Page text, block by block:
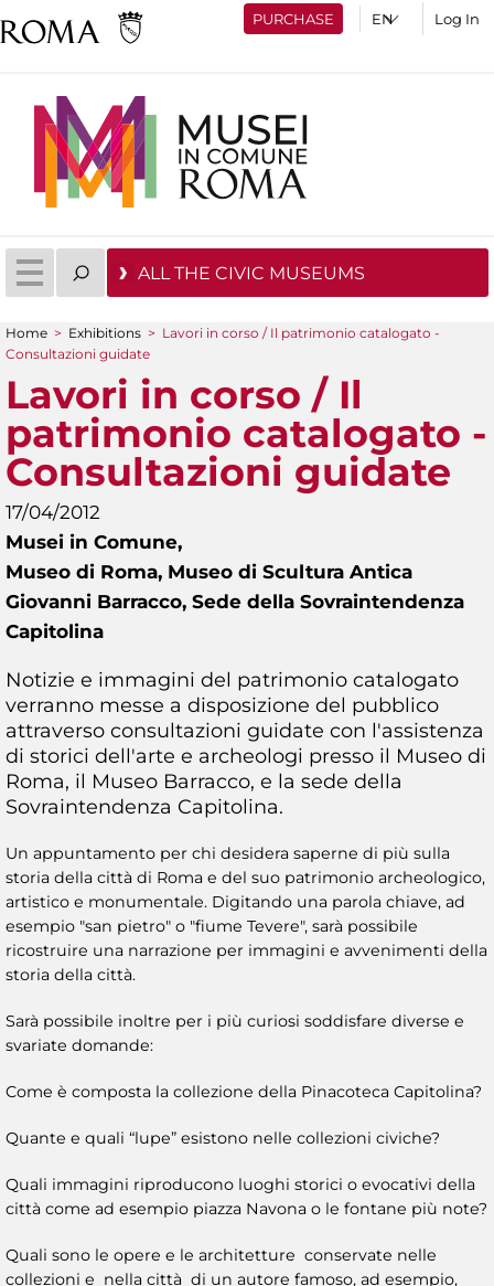
PURCHASE Log In
ALL THE CIVIC MUSEUMS
You are here
Home > Exhibitions > Lavori in corso / Il patrimonio catalogato -
Consultazioni guidate
Lavori in corso / Il
patrimonio catalogato -
Consultazioni guidate
17/04/2012
Musei in Comune,
Museo di Roma, Museo di Scultura Antica
Giovanni Barracco, Sede della Sovraintendenza
Capitolina
Notizie e immagini del patrimonio catalogato
verranno messe a disposizione del pubblico
attraverso consultazioni guidate con l'assistenza
di storici dell'arte e archeologi presso il Museo di
Roma, il Museo Barracco, e la sede della
Sovraintendenza Capitolina.
Un appuntamento per chi desidera saperne di più sulla
storia della città di Roma e del suo patrimonio archeologico,
artistico e monumentale. Digitando una parola chiave, ad
esempio "san pietro" o "fiume Tevere", sarà possibile
ricostruire una narrazione per immagini e avvenimenti della
storia della città.
Sarà possibile inoltre per i più curiosi soddisfare diverse e
svariate domande:
Come è composta la collezione della Pinacoteca Capitolina?
Quante e quali “lupe” esistono nelle collezioni civiche?
Quali immagini riproducono luoghi storici o evocativi della
città come ad esempio piazza Navona o le fontane più note?
Quali sono le opere e le architetture conservate nelle
collezioni e nella città di un autore famoso, ad esempio,